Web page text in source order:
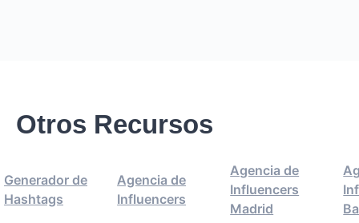
Otros Recursos
Generador de
Hashtags
Agencia de
Influencers
Agencia de
Influencers
Madrid